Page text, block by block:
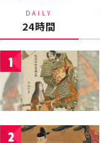
DAILY
24時間
1
2